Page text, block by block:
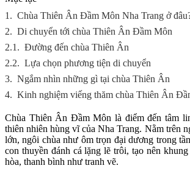
1. Chùa Thiên Ân Đầm Môn Nha Trang ở
2. Di chuyển tới chùa Thiên Ân Đầm Môn
2.1. Đường đến chùa Thiên Ân
2.2. Lựa chọn phương tiện di chuyển
3. Ngắm nhìn những gì tại chùa Thiên Ân
4. Kinh nghiệm viếng thăm chùa Thiên Ân
Chùa Thiên Ân Đầm Môn là điểm đến tâm
thiên nhiên hùng vĩ của Nha Trang. Nằm trên
lớn, ngôi chùa như ôm trọn đại dương trong
con thuyền đánh cá lặng lẽ trôi, tạo nên
hòa, thanh bình như tranh vẽ.